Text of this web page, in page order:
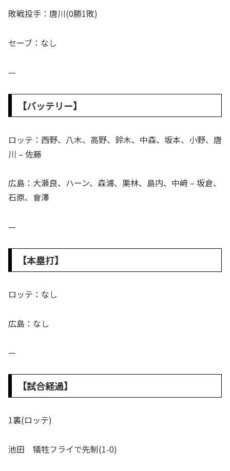
敗戦投手：唐川(0勝1敗)
セーブ：なし
—
【バッテリー】
ロッテ：西野、八木、高野、鈴木、中森、坂本、小野、唐
川 – 佐藤
広島：大瀬良、ハーン、森浦、栗林、島内、中﨑 – 坂倉、
石原、會澤
—
【本塁打】
ロッテ：なし
広島：なし
—
【試合経過】
1裏(ロッテ)
池田 犠牲フライで先制(1-0)